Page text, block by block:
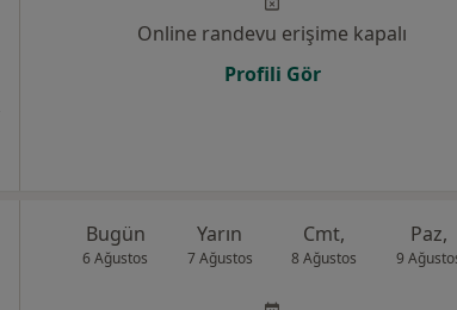
Online randevu erişime kapalı
Profili Gör
Bugün
6 Ağustos
Yarın
7 Ağustos
Cmt,
8 Ağustos
Paz,
9